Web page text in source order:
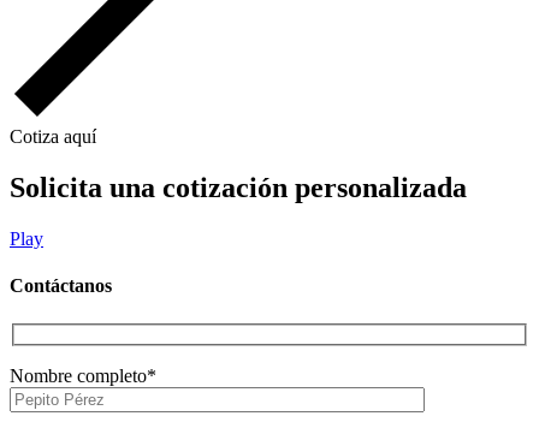
Cotiza aquí
Solicita una cotización personalizada
Play
Contáctanos
Nombre completo*